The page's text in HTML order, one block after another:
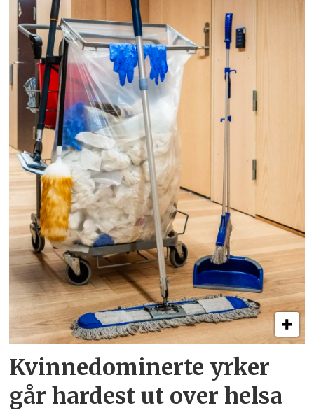
Kvinnedominerte yrker
går hardest ut over helsa